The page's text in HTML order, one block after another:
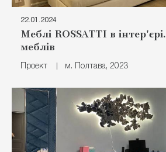
22.01.2024
Меблі ROSSATTI в
меблів
Проект м. Полтава, 2023